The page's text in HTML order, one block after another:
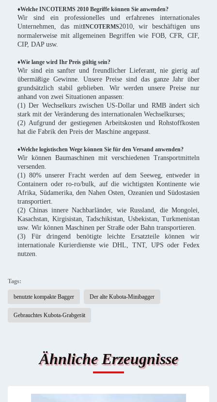
♦Welche INCOTERMS 2010 Begriffe können Sie anwenden?
Wir sind ein professionelles und erfahrenes internationales
Unternehmen, das mitINCOTERMS2010, wir beschäftigen uns
normalerweise mit allgemeinen Begriffen wie FOB, CFR, CIF,
CIP, DAP usw.
♦Wie lange wird Ihr Preis gültig sein?
Wir sind ein sanfter und freundlicher Lieferant, nie gierig auf
übermäßige Gewinne. Unsere Preise sind das ganze Jahr über
grundsätzlich stabil geblieben. Wir werden unsere Preise nur
anhand von zwei Situationen anpassen:
(1) Der Wechselkurs zwischen US-Dollar und RMB ändert sich
stark mit der Veränderung des internationalen Wechselkurses;
(2) Aufgrund der gestiegenen Arbeitskosten und Rohstoffkosten
hat die Fabrik den Preis der Maschine angepasst.
♦Welche logistischen Wege können Sie für den Versand anwenden?
Wir können Baumaschinen mit verschiedenen Transportmitteln
versenden.
(1) 80% unserer Fracht werden auf dem Seeweg, entweder in
Containern oder ro-ro/bulk, auf die wichtigsten Kontinente wie
Afrika, Südamerika, den Nahen Osten, Ozeanien und Südostasien
transportiert.
(2) Chinas innere Nachbarländer, wie Russland, die Mongolei,
Kasachstan, Kirgisistan, Tadschikistan, Usbekistan, Turkmenistan
usw. Wir können Maschinen per Straße oder Bahn transportieren.
(3) Für dringend benötigte leichte Ersatzteile können wir
internationale Kurierdienste wie DHL, TNT, UPS oder Fedex
nutzen.
Tags:
benutzte kompakte Bagger Der alte Kubota-Minibagger
Gebrauchtes Kubota-Grabgerät
Ähnliche Erzeugnisse